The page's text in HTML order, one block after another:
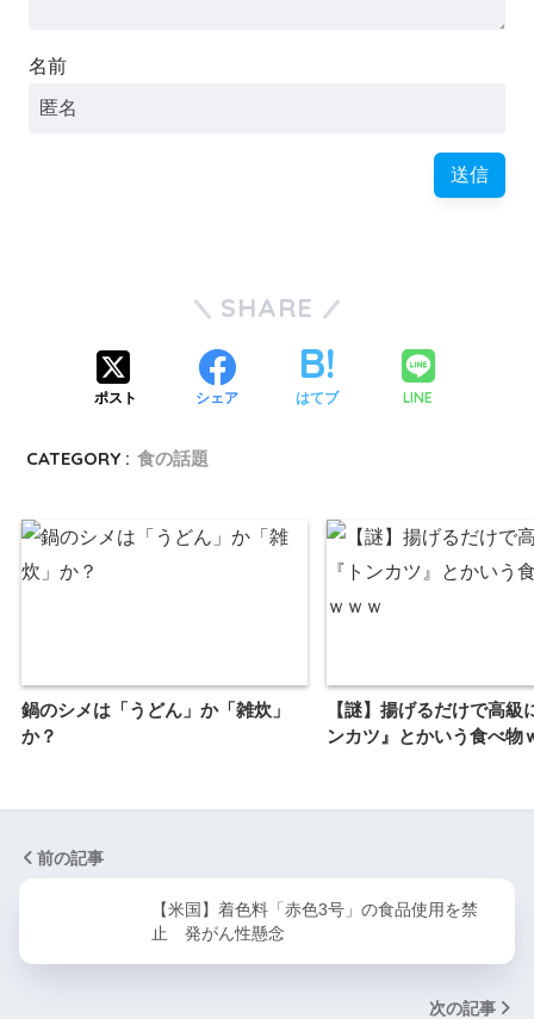
名前
SHARE
ポスト シェア はてブ LINE
CATEGORY : 食の話題
鍋のシメは「うどん」か「雑炊」
か？
【謎】揚げるだけで高級
ンカツ』とかいう食べ物
前の記事
【米国】着色料「赤色3号」の食品使用を禁
止 発がん性懸念
次の記事